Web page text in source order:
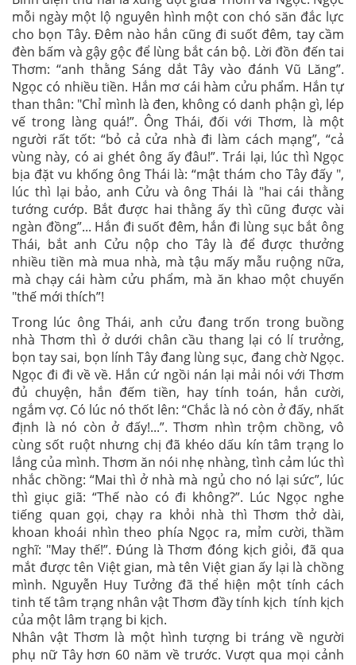
mỗi ngày một lộ nguyên hình một con chó săn đắc lực
cho bọn Tây. Đêm nào hắn cũng đi suốt đêm, tay cầm
đèn bấm và gậy gộc để lùng bắt cán bộ. Lời đồn đến tai
Thơm: “anh thằng Sáng dắt Tây vào đánh Vũ Lăng”.
Ngọc có nhiều tiền. Hắn mơ cái hàm cửu phẩm. Hắn tự
than thân: "Chỉ mình là đen, không có danh phận gì, lép
vế trong làng quá!”. Ông Thái, đối với Thơm, là một
người rất tốt: “bỏ cả cửa nhà đi làm cách mạng”, “cả
vùng này, có ai ghét ông ấy đâu!”. Trái lại, lúc thì Ngọc
bịa đặt vu khống ông Thái là: “mật thám cho Tây đấy ",
lúc thì lại bảo, anh Cửu và ông Thái là "hai cái thằng
tướng cướp. Bắt được hai thằng ấy thì cũng được vài
ngàn đồng”... Hắn đi suốt đêm, hắn đi lùng sục bắt ông
Thái, bắt anh Cửu nộp cho Tây là để được thưởng
nhiều tiền mà mua nhà, mà tậu mấy mẫu ruộng nữa,
mà chạy cái hàm cửu phẩm, mà ăn khao một chuyến
"thế mới thích”!
Trong lúc ông Thái, anh cửu đang trốn trong buồng
nhà Thơm thì ở dưới chân cầu thang lại có lí trưởng,
bọn tay sai, bọn lính Tây đang lùng sục, đang chờ Ngọc.
Ngọc đi đi về về. Hắn cứ ngồi nán lại mải nói với Thơm
đủ chuyện, hắn đếm tiền, hay tính toán, hắn cười,
ngắm vợ. Có lúc nó thốt lên: “Chắc là nó còn ở đấy, nhất
định là nó còn ở đấy!...”. Thơm nhìn trộm chồng, vô
cùng sốt ruột nhưng chị đã khéo dấu kín tâm trạng lo
lắng của mình. Thơm ăn nói nhẹ nhàng, tình cảm lúc thì
nhắc chồng: “Mai thì ở nhà mà ngủ cho nó lại sức”, lúc
thì giục giã: “Thế nào có đi không?”. Lúc Ngọc nghe
tiếng quan gọi, chạy ra khỏi nhà thì Thơm thở dài,
khoan khoái nhìn theo phía Ngọc ra, mỉm cười, thầm
nghĩ: "May thế!”. Đúng là Thơm đóng kịch giỏi, đã qua
mắt được tên Việt gian, mà tên Việt gian ấy lại là chồng
mình. Nguyễn Huy Tưởng đã thể hiện một tính cách
tinh tế tâm trạng nhân vật Thơm đầy tính kịch tính kịch
của một lâm trạng bi kịch.
Nhân vật Thơm là một hình tượng bi tráng về người
phụ nữ Tây hơn 60 năm về trước. Vượt qua mọi cảnh